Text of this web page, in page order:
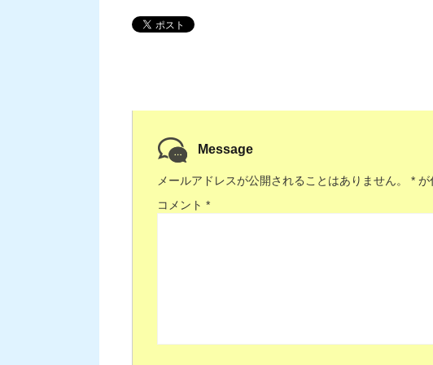
Message
メールアドレスが公開されることはありません。 * が
コメント *